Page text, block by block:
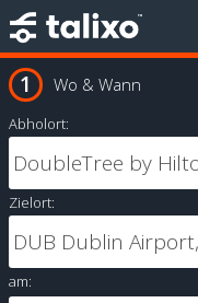
Wo & Wann
Abholort:
Zielort:
am: